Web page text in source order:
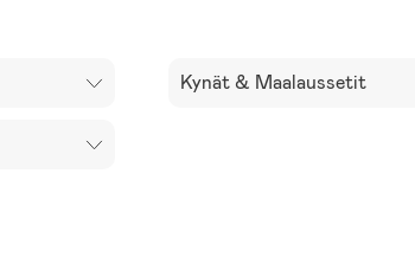
Kynät & Maalaussetit